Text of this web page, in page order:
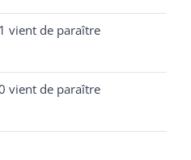
vient de paraître
vient de paraître